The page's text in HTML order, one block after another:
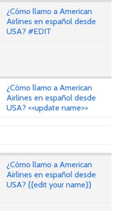
¿Cómo llamo a American
Airlines en español desde
USA? #EDIT
¿Cómo llamo a American
Airlines en español desde
USA? <<update name>>
¿Cómo llamo a American
Airlines en español desde
USA? {{edit your name}}